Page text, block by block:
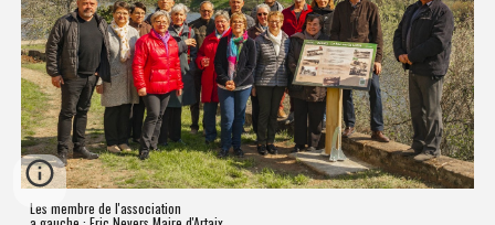
Les membre de l'association